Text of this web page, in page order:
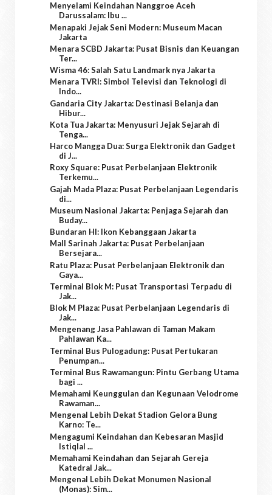
Menyelami Keindahan Nanggroe Aceh
Darussalam: Ibu ...
Menapaki Jejak Seni Modern: Museum Macan
Jakarta
Menara SCBD Jakarta: Pusat Bisnis dan Keuangan
Ter...
Wisma 46: Salah Satu Landmark nya Jakarta
Menara TVRI: Simbol Televisi dan Teknologi di
Indo...
Gandaria City Jakarta: Destinasi Belanja dan
Hibur...
Kota Tua Jakarta: Menyusuri Jejak Sejarah di
Tenga...
Harco Mangga Dua: Surga Elektronik dan Gadget
di J...
Roxy Square: Pusat Perbelanjaan Elektronik
Terkemu...
Gajah Mada Plaza: Pusat Perbelanjaan Legendaris
di...
Museum Nasional Jakarta: Penjaga Sejarah dan
Buday...
Bundaran HI: Ikon Kebanggaan Jakarta
Mall Sarinah Jakarta: Pusat Perbelanjaan
Bersejara...
Ratu Plaza: Pusat Perbelanjaan Elektronik dan
Gaya...
Terminal Blok M: Pusat Transportasi Terpadu di
Jak...
Blok M Plaza: Pusat Perbelanjaan Legendaris di
Jak...
Mengenang Jasa Pahlawan di Taman Makam
Pahlawan Ka...
Terminal Bus Pulogadung: Pusat Pertukaran
Penumpan...
Terminal Bus Rawamangun: Pintu Gerbang Utama
bagi ...
Memahami Keunggulan dan Kegunaan Velodrome
Rawaman...
Mengenal Lebih Dekat Stadion Gelora Bung
Karno: Te...
Mengagumi Keindahan dan Kebesaran Masjid
Istiqlal ...
Memahami Keindahan dan Sejarah Gereja
Katedral Jak...
Mengenal Lebih Dekat Monumen Nasional
(Monas): Sim...